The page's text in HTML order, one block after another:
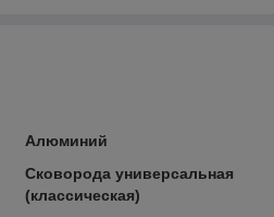
Алюминий
Сковорода универсальная
(классическая)